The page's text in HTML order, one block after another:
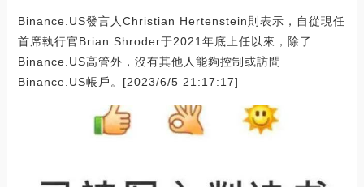
Binance.US發言人Christian Hertenstein則表示，自從現任
首席執行官Brian Shroder于2021年底上任以來，除了
Binance.US高管外，沒有其他人能夠控制或訪問
Binance.US帳戶。[2023/6/5 21:17:17]